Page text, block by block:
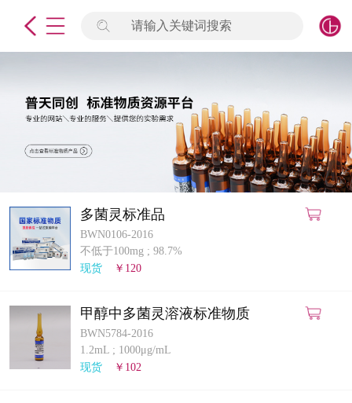
请输入关键词搜索
多菌灵标准品
BWN0106-2016
不低于100mg ; 98.7%
现货
￥120
甲醇中多菌灵溶液标准物质
BWN5784-2016
1.2mL ; 1000μg/mL
现货
￥102
签到
标准物质
产品专项
微生物检测/质控品
定制标物
定制仪器
计量课堂